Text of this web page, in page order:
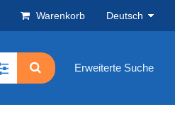
Warenkorb Deutsch
Erweiterte Suche